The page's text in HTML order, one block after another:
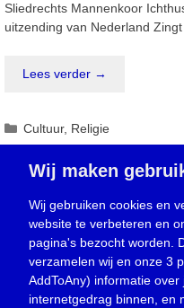
Sliedrechts Mannenkoor
uitzending van Nederland
Lees verder →
Categorieën
Cultuur, Religie
Kerk brengt volgend jaar
musical’
30 mei 2016
Wij maken
Wij gebruiken cookies en
website te verbeteren en
pagina's bezocht worden.
verzamelen wij en onze 3
AddToAny) informatie
internetgedrag binnen, en